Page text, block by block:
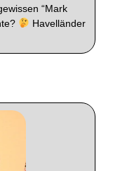
“Mark
Havelländer